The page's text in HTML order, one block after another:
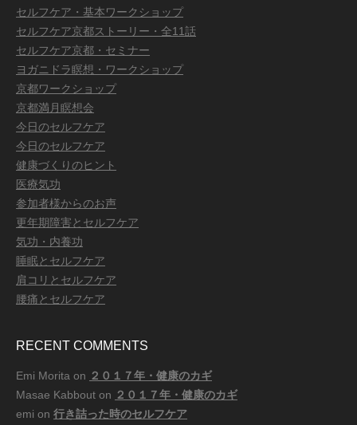
セルフケア・基本ワークショップ
セルフケア京都ストーリー・全11話
セルフケア京都・セミナー
ヨガニドラ瞑想・ワークショップ
京都ワークショップ
京都満月瞑想会
今日のセルフケア
今日のセルフケア
健康づくりのヒント
医療気功
参加者様からのお声
更年期障害とセルフケア
気功・内養功
睡眠とセルフケア
肩コリとセルフケア
腰痛とセルフケア
RECENT COMMENTS
Emi Morita on ２０１７年・健康のカギ
Masae Kabbout on ２０１７年・健康のカギ
emi on 行き詰った時のセルフケア